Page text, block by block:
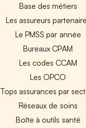
Base des métiers
Les assureurs
Le PMSS par année
Bureaux CPAM
Les codes CCAM
Les OPCO
Tops assurances par
Réseaux de soins
Boîte à outils santé